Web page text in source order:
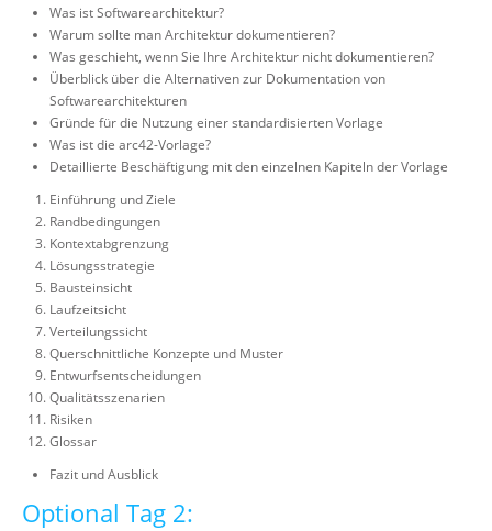
Was ist Softwarearchitektur?
Warum sollte man Architektur dokumentieren?
Was geschieht, wenn Sie Ihre Architektur nicht dokumentieren?
Überblick über die Alternativen zur Dokumentation von
Softwarearchitekturen
Gründe für die Nutzung einer standardisierten Vorlage
Was ist die arc42-Vorlage?
Detaillierte Beschäftigung mit den einzelnen Kapiteln der Vorlage
Einführung und Ziele
Randbedingungen
Kontextabgrenzung
Lösungsstrategie
Bausteinsicht
Laufzeitsicht
Verteilungssicht
Querschnittliche Konzepte und Muster
Entwurfsentscheidungen
Qualitätsszenarien
Risiken
Glossar
Fazit und Ausblick
Optional Tag 2: